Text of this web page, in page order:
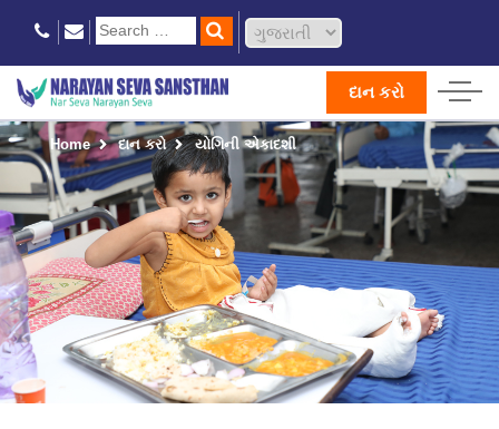
દાન કરો
Home દાન કરો યોગિની એકાદશી